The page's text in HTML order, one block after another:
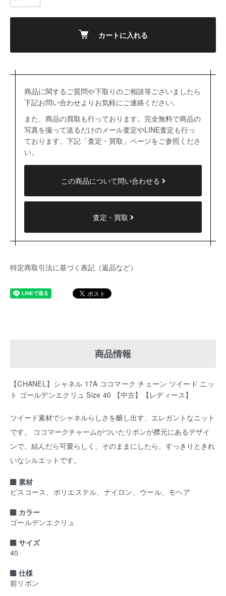
カートに入れる
商品に関するご質問や下取りのご相談等ございましたら
下記お問い合わせよりお気軽にご連絡ください。
また、商品の買取も行っております。完全無料で商品の
写真を撮って送るだけのメール査定やLINE査定も行っ
ております。下記「査定・買取」ページをご参照くださ
い。
この商品について問い合わせる
査定・買取
特定商取引法に基づく表記（返品など）
商品情報
【CHANEL】シャネル 17A ココマーク チェーン ツイード ニッ
ト ゴールデンエクリュ Size 40 【中古】【レディース】
ツイード素材でシャネルらしさを醸し出す、エレガントなニット
です。 ココマークチャームがついたリボンが襟元にあるデザイ
ンで、結んだら可愛らしく、そのままにしたら、すっきりときれ
いなシルエットです。
素材
ビスコース、ポリエステル、ナイロン、ウール、モヘア
カラー
ゴールデンエクリュ
サイズ
40
仕様
前リボン